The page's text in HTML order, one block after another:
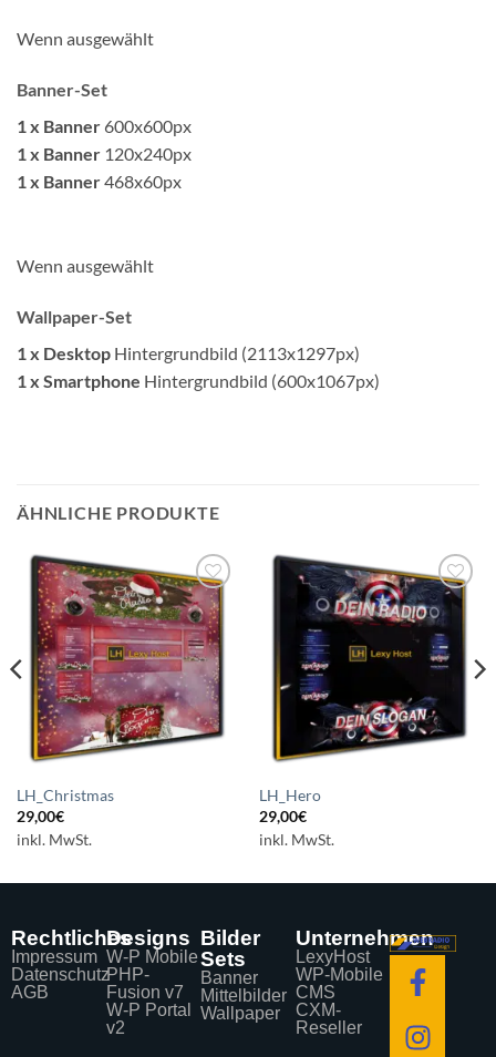
Wenn ausgewählt
Banner-Set
1 x Banner 600x600px
1 x Banner 120x240px
1 x Banner468x60px
Wenn ausgewählt
Wallpaper-Set
1 x Desktop Hintergrundbild (2113x1297px)
1 x Smartphone Hintergrundbild (600x1067px)
ÄHNLICHE PRODUKTE
Auf die
Wunschliste
setzen
LH_Christmas
29,00€
inkl. MwSt.
Auf die
Wunschliste
setzen
LH_Hero
29,00€
inkl. MwSt.
Rechtliches
Impressum
Datenschutz
AGB
Designs
W-P Mobile
PHP-
Fusion v7
W-P Portal
v2
Bilder
Sets
Banner
Mittelbilder
Wallpaper
Unternehmen
LexyHost
WP-Mobile
CMS
CXM-
Reseller